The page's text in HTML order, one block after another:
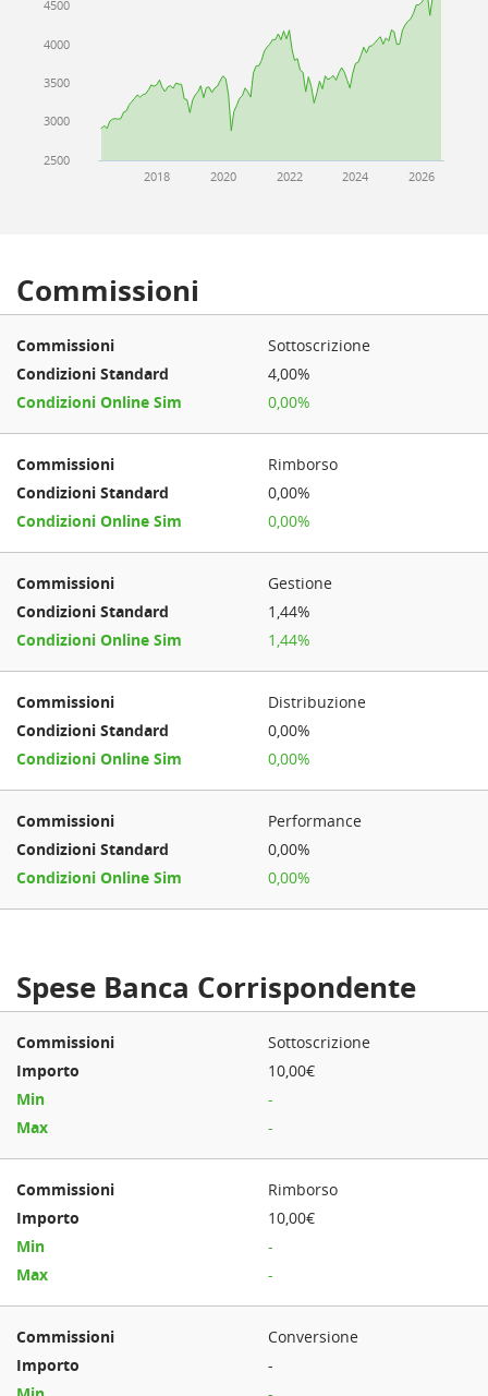
2018 2020 2022 2024 2026
2500
3000
3500
4000
4500
Commissioni
Sottoscrizione
4,00%
0,00%
Rimborso
0,00%
0,00%
Gestione
1,44%
1,44%
Distribuzione
0,00%
0,00%
Performance
0,00%
0,00%
Spese Banca Corrispondente
Sottoscrizione
10,00€
-
-
Rimborso
10,00€
-
-
Conversione
-